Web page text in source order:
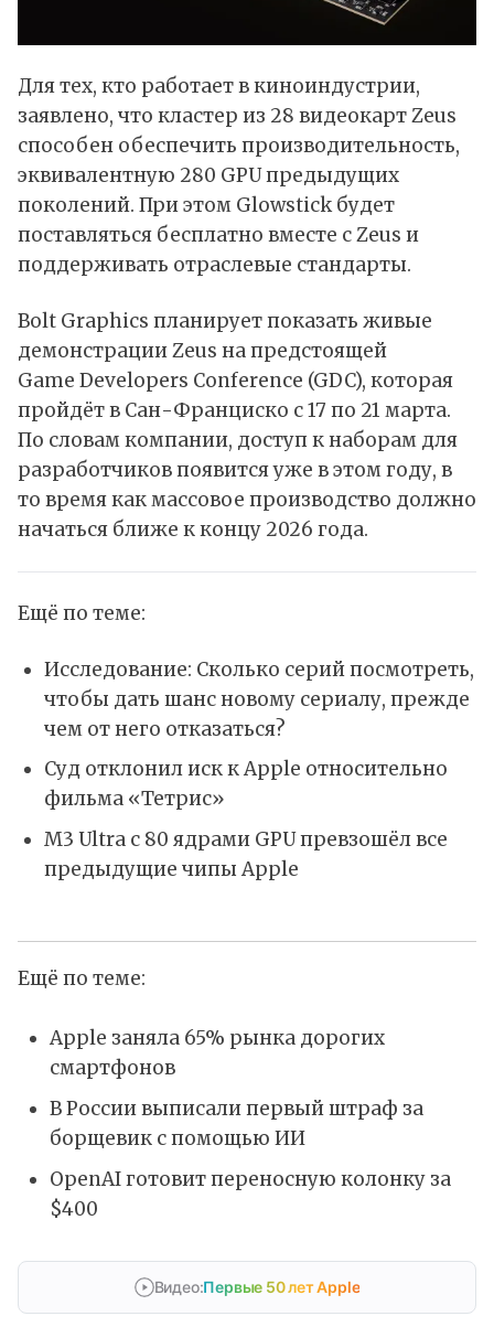
Для тех, кто работает в киноиндустрии,
заявлено, что кластер из 28 видеокарт Zeus
способен обеспечить производительность,
эквивалентную 280 GPU предыдущих
поколений. При этом Glowstick будет
поставляться бесплатно вместе с Zeus и
поддерживать отраслевые стандарты.
Bolt Graphics планирует показать живые
демонстрации Zeus на предстоящей
Game Developers Conference (GDC), которая
пройдёт в Сан-Франциско с 17 по 21 марта.
По словам компании, доступ к наборам для
разработчиков появится уже в этом году, в
то время как массовое производство должно
начаться ближе к концу 2026 года.
Ещё по теме:
Исследование: Сколько серий посмотреть,
чтобы дать шанс новому сериалу, прежде
чем от него отказаться?
Суд отклонил иск к Apple относительно
фильма «Тетрис»
M3 Ultra с 80 ядрами GPU превзошёл все
предыдущие чипы Apple
Ещё по теме:
Apple заняла 65% рынка дорогих
смартфонов
В России выписали первый штраф за
борщевик с помощью ИИ
OpenAI готовит переносную колонку за
$400
Видео:Первые 50 лет Apple